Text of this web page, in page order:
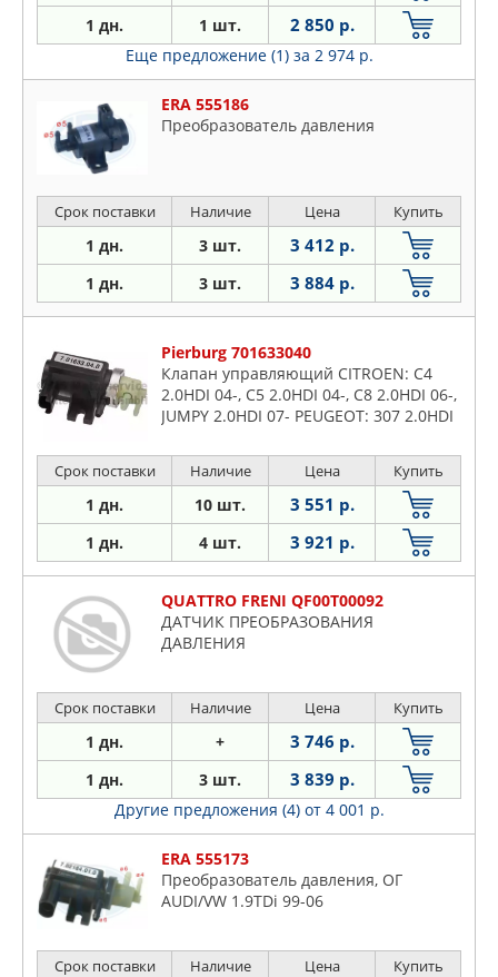
1 дн. 1 шт. 2 850 р.
Еще предложение (1) за 2 974 р.
ERA 555186
Преобразователь давления
Срок поставки Наличие Цена Купить
1 дн. 3 шт. 3 412 р.
1 дн. 3 шт. 3 884 р.
Pierburg 701633040
Клапан управляющий CITROEN: C4
2.0HDI 04-, C5 2.0HDI 04-, C8 2.0HDI 06-,
JUMPY 2.0HDI 07- PEUGEOT: 307 2.0HDI
2.0HDI 05-,
Срок поставки Наличие Цена Купить
1 дн. 10 шт. 3 551 р.
1 дн. 4 шт. 3 921 р.
QUATTRO FRENI QF00T00092
ДАТЧИК ПРЕОБРАЗОВАНИЯ
ДАВЛЕНИЯ
Срок поставки Наличие Цена Купить
1 дн. + 3 746 р.
1 дн. 3 шт. 3 839 р.
Другие предложения (4) от 4 001 р.
ERA 555173
Преобразователь давления, ОГ
AUDI/VW 1.9TDi 99-06
Срок поставки Наличие Цена Купить